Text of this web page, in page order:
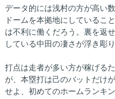
データ的には浅村の方が高い
ドームを本拠地にしているこ
は不利に働くだろう。裏を返
している中田の凄さが浮き彫り
打点は走者が多い方が稼げる
が、本塁打は己のバットだけ
せよ、初めてのホームランキ